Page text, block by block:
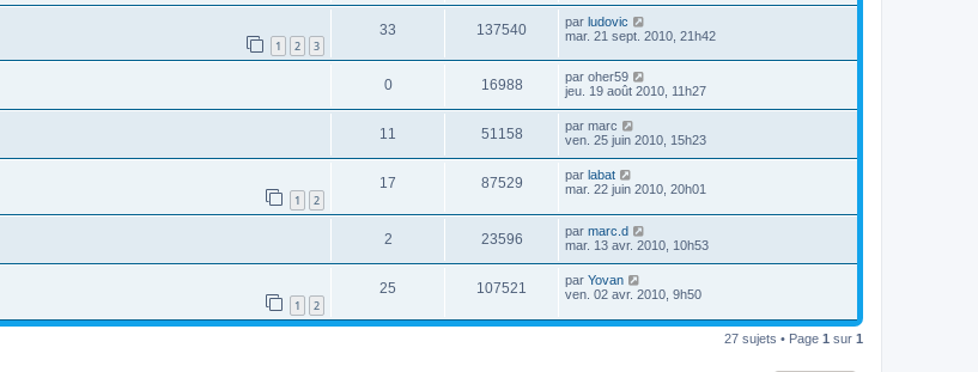
1 2 3
33 137540 par ludovic
mar. 21 sept. 2010, 21h42
0 16988 par oher59
jeu. 19 août 2010, 11h27
11 51158 par marc
ven. 25 juin 2010, 15h23
1 2
17 87529 par labat
mar. 22 juin 2010, 20h01
2 23596 par marc.d
mar. 13 avr. 2010, 10h53
1 2
25 107521 par Yovan
ven. 02 avr. 2010, 9h50
27 sujets • Page 1 sur 1